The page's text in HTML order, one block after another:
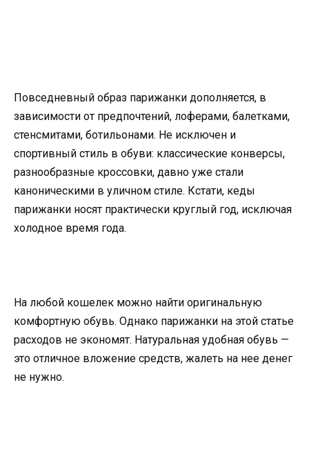
Повседневный образ парижанки дополняется, в
зависимости от предпочтений, лоферами, балетками,
стенсмитами, ботильонами. Не исключен и
спортивный стиль в обуви: классические конверсы,
разнообразные кроссовки, давно уже стали
каноническими в уличном стиле. Кстати, кеды
парижанки носят практически круглый год, исключая
холодное время года.
На любой кошелек можно найти оригинальную
комфортную обувь. Однако парижанки на этой статье
расходов не экономят. Натуральная удобная обувь —
это отличное вложение средств, жалеть на нее денег
не нужно.